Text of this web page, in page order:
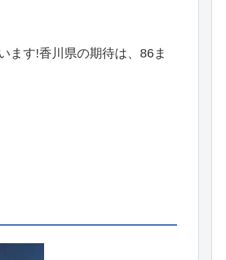
ます!香川県の期待は、86ま